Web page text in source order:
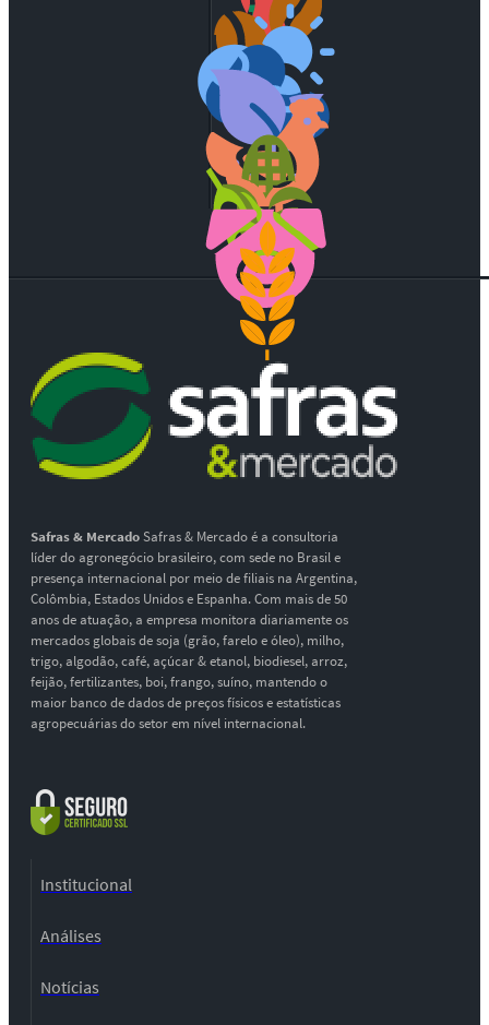
Safras & MercadoSafras & Mercado é a consultoria
líder do agronegócio brasileiro, com sede no Brasil e
presença internacional por meio de filiais na Argentina,
Colômbia, Estados Unidos e Espanha. Com mais de 50
anos de atuação, a empresa monitora diariamente os
mercados globais de soja (grão, farelo e óleo), milho,
trigo, algodão, café, açúcar & etanol, biodiesel, arroz,
feijão, fertilizantes, boi, frango, suíno, mantendo o
maior banco de dados de preços físicos e estatísticas
agropecuárias do setor em nível internacional.
Institucional
Análises
Notícias